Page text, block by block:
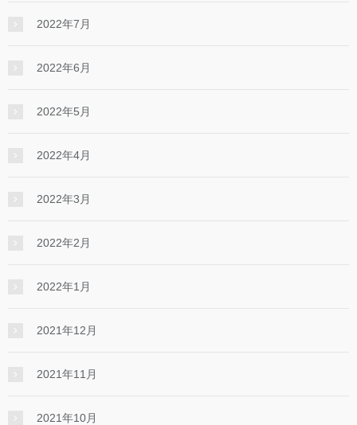
2022年7月
2022年6月
2022年5月
2022年4月
2022年3月
2022年2月
2022年1月
2021年12月
2021年11月
2021年10月